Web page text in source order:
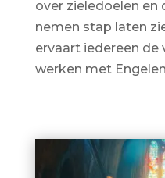
over zieledoelen
nemen stap laten
ervaart iedereen de
werken met